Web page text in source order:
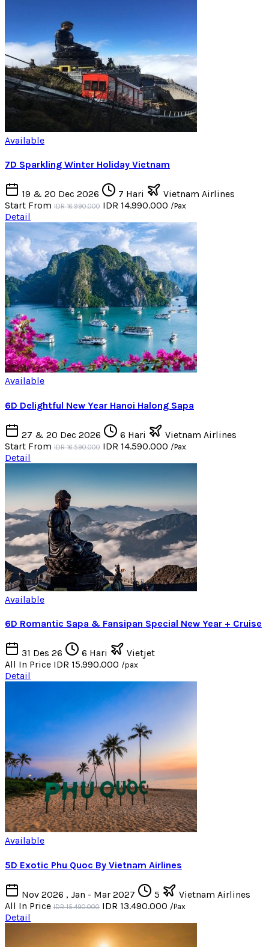
Available
7D Sparkling Winter Holiday Vietnam
19 & 20 Dec 2026 7 Hari
Vietnam Airlines
Start From IDR 16.990.000 IDR 14.990.000 /Pax
Detail
Available
6D Delightful New Year Hanoi Halong Sapa
27 & 20 Dec 2026 6 Hari
Vietnam Airlines
Start From IDR 16.590.000 IDR 14.590.000 /Pax
Detail
Available
6D Romantic Sapa & Fansipan Special New Year + Cruise
31 Des 26 6 Hari
Vietjet
All In Price IDR 15.990.000 /pax
Detail
Available
5D Exotic Phu Quoc By Vietnam Airlines
Nov 2026 , Jan - Mar 2027 5
Vietnam Airlines
All In Price IDR 15.490.000 IDR 13.490.000 /Pax
Detail